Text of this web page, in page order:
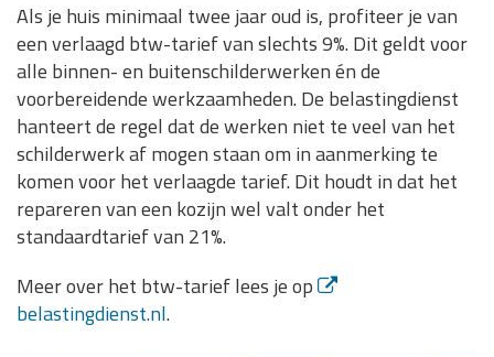
Als je huis minimaal twee jaar oud is, profiteer je van
een verlaagd btw-tarief van slechts 9%. Dit geldt voor
alle binnen- en buitenschilderwerken én de
voorbereidende werkzaamheden. De belastingdienst
hanteert de regel dat de werken niet te veel van het
schilderwerk af mogen staan om in aanmerking te
komen voor het verlaagde tarief. Dit houdt in dat het
repareren van een kozijn wel valt onder het
standaardtarief van 21%.
Meer over het btw-tarief lees je op
belastingdienst.nl.